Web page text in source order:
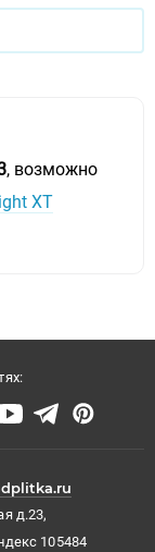
, возможно
XT
д.23,
105484